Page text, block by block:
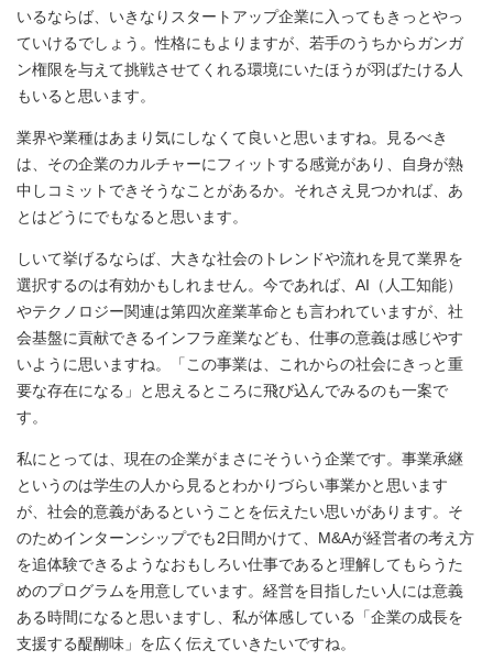
いるならば、いきなりスタートアップ企業に入ってもきっとやっ
ていけるでしょう。性格にもよりますが、若手のうちからガンガ
ン権限を与えて挑戦させてくれる環境にいたほうが羽ばたける人
もいると思います。
業界や業種はあまり気にしなくて良いと思いますね。見るべき
は、その企業のカルチャーにフィットする感覚があり、自身が熱
中しコミットできそうなことがあるか。それさえ見つかれば、あ
とはどうにでもなると思います。
しいて挙げるならば、大きな社会のトレンドや流れを見て業界を
選択するのは有効かもしれません。今であれば、AI（人工知能）
やテクノロジー関連は第四次産業革命とも言われていますが、社
会基盤に貢献できるインフラ産業なども、仕事の意義は感じやす
いように思いますね。「この事業は、これからの社会にきっと重
要な存在になる」と思えるところに飛び込んでみるのも一案で
す。
私にとっては、現在の企業がまさにそういう企業です。事業承継
というのは学生の人から見るとわかりづらい事業かと思います
が、社会的意義があるということを伝えたい思いがあります。そ
のためインターンシップでも2日間かけて、M&Aが経営者の考え方
を追体験できるようなおもしろい仕事であると理解してもらうた
めのプログラムを用意しています。経営を目指したい人には意義
ある時間になると思いますし、私が体感している「企業の成長を
支援する醍醐味」を広く伝えていきたいですね。